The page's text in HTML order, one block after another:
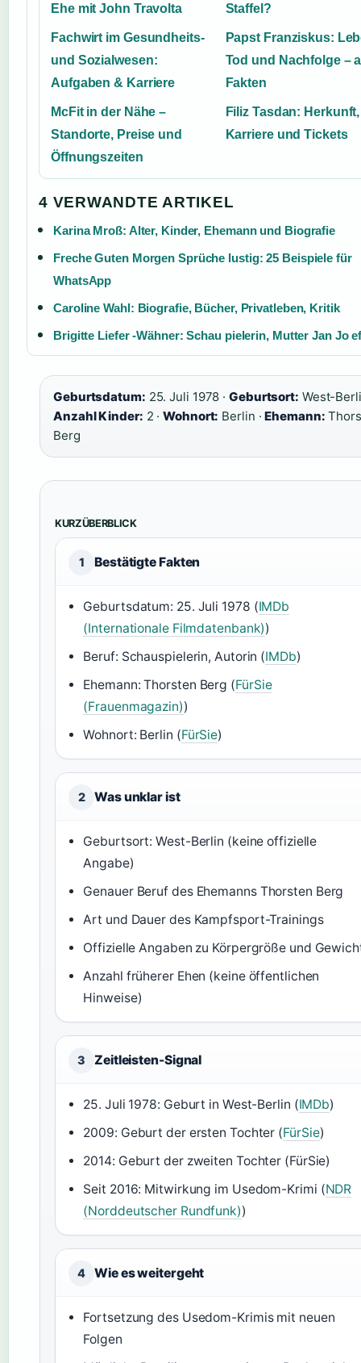
Ehe mit John Travolta
Staffel?
Fachwirt im Gesundheits-
und Sozialwesen:
Aufgaben & Karriere
Papst Franziskus:
Tod und Nachfolge –
Fakten
McFit in der Nähe –
Standorte, Preise und
Öffnungszeiten
Filiz Tasdan: Herkunft,
Karriere und Tickets
4 VERWANDTE ARTIKEL
Karina Mroß: Alter, Kinder, Ehemann und Biografie
Freche Guten Morgen Sprüche lustig: 25 Beispiele für
WhatsApp
Caroline Wahl: Biografie, Bücher, Privatleben, Kritik
Brigitte Liefer -Wähner: Schau pielerin, Mutter Jan Jo
Geburtsdatum: 25. Juli 1978 ·Geburtsort: West-
Anzahl Kinder: 2 ·Wohnort: Berlin ·Ehemann:
Berg
KURZÜBERBLICK
1 Bestätigte Fakten
Geburtsdatum: 25. Juli 1978 (IMDb
(Internationale Filmdatenbank))
Beruf: Schauspielerin, Autorin (IMDb)
Ehemann: Thorsten Berg (FürSie
(Frauenmagazin))
Wohnort: Berlin (FürSie)
2 Was unklar ist
Geburtsort: West-Berlin (keine offizielle
Angabe)
Genauer Beruf des Ehemanns Thorsten Berg
Art und Dauer des Kampfsport-Trainings
Offizielle Angaben zu Körpergröße und
Anzahl früherer Ehen (keine öffentlichen
Hinweise)
3 Zeitleisten-Signal
25. Juli 1978: Geburt in West-Berlin (IMDb)
2009: Geburt der ersten Tochter (FürSie)
2014: Geburt der zweiten Tochter (FürSie)
Seit 2016: Mitwirkung im Usedom-Krimi (NDR
(Norddeutscher Rundfunk))
4 Wie es weitergeht
Fortsetzung des Usedom-Krimis mit neuen
Folgen